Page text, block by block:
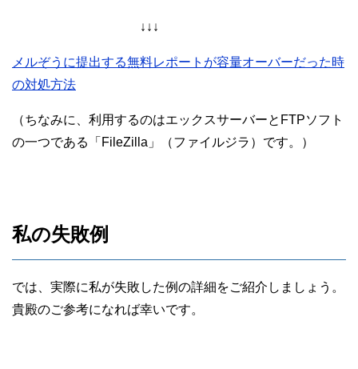
↓↓↓
メルぞうに提出する無料レポートが容量オーバーだった時
の対処方法
（ちなみに、利用するのはエックスサーバーとFTPソフト
の一つである「FileZilla」（ファイルジラ）です。）
私の失敗例
では、実際に私が失敗した例の詳細をご紹介しましょう。
貴殿のご参考になれば幸いです。